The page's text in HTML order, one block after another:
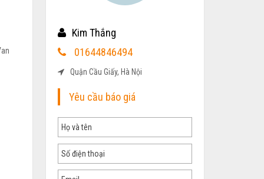
Kim Thắng
01644846494
Quận Cầu Giấy, Hà Nội
Yêu cầu báo giá